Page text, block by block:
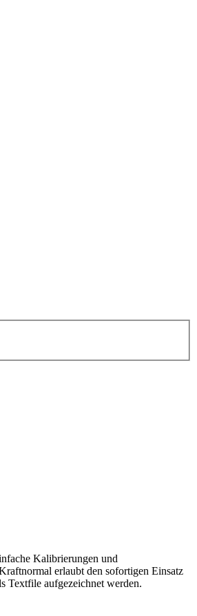
Kalibrierungen und
erlaubt den sofortigen Einsatz
Textfile aufgezeichnet werden.